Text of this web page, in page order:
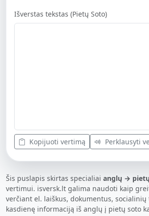
Išverstas tekstas (Pietų Soto)
Kopijuoti vertimą Perklausyti
Šis puslapis skirtas specialiai anglų →
vertimui. isversk.lt galima naudoti kaip
verčiant el. laiškus, dokumentus,
kasdienę informaciją iš anglų į pietų soto